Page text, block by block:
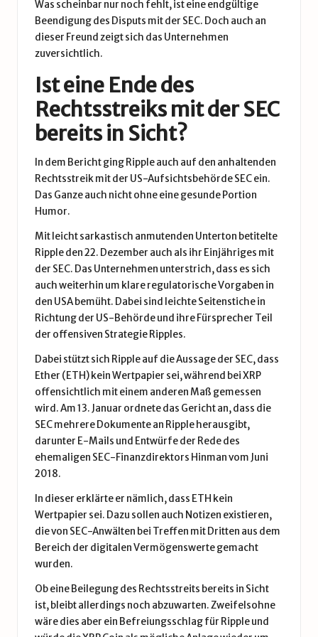
Was scheinbar nur noch fehlt, ist eine endgültige
Beendigung des Disputs mit der SEC. Doch auch an
dieser Freund zeigt sich das Unternehmen
zuversichtlich.
Ist eine Ende des
Rechtsstreiks mit der SEC
bereits in Sicht?
In dem Bericht ging Ripple auch auf den anhaltenden
Rechtsstreik mit der US-Aufsichtsbehörde SEC ein.
Das Ganze auch nicht ohne eine gesunde Portion
Humor.
Mit leicht sarkastisch anmutenden Unterton betitelte
Ripple den 22. Dezember auch als ihr Einjähriges mit
der SEC. Das Unternehmen unterstrich, dass es sich
auch weiterhin um klare regulatorische Vorgaben in
den USA bemüht. Dabei sind leichte Seitenstiche in
Richtung der US-Behörde und ihre Fürsprecher Teil
der offensiven Strategie Ripples.
Dabei stützt sich Ripple auf die Aussage der SEC, dass
Ether (ETH) kein Wertpapier sei, während bei XRP
offensichtlich mit einem anderen Maß gemessen
wird. Am 13. Januar ordnete das Gericht an, dass die
SEC mehrere Dokumente an Ripple herausgibt,
darunter E-Mails und Entwürfe der Rede des
ehemaligen SEC-Finanzdirektors Hinman vom Juni
2018.
In dieser erklärte er nämlich, dass ETH kein
Wertpapier sei. Dazu sollen auch Notizen existieren,
die von SEC-Anwälten bei Treffen mit Dritten aus dem
Bereich der digitalen Vermögenswerte gemacht
wurden.
Ob eine Beilegung des Rechtsstreits bereits in Sicht
ist, bleibt allerdings noch abzuwarten. Zweifelsohne
wäre dies aber ein Befreiungsschlag für Ripple und